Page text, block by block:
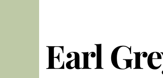
Earl